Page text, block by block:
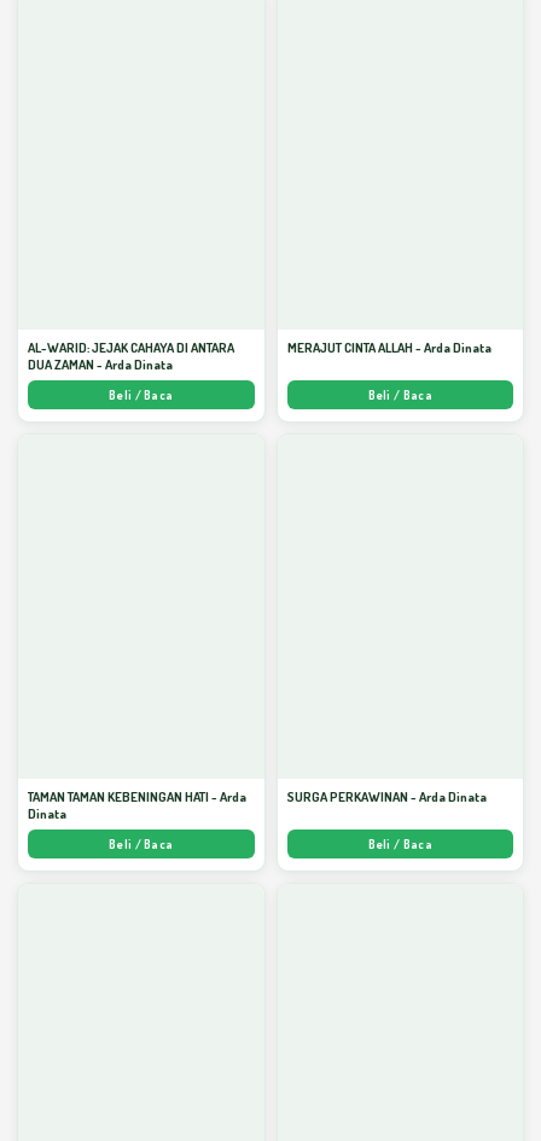
AL-WARID: JEJAK CAHAYA DI ANTARA
DUA ZAMAN - Arda Dinata
Beli / Baca
MERAJUT CINTA ALLAH - Arda Dinata
Beli / Baca
TAMAN TAMAN KEBENINGAN HATI - Arda
Dinata
Beli / Baca
SURGA PERKAWINAN - Arda Dinata
Beli / Baca